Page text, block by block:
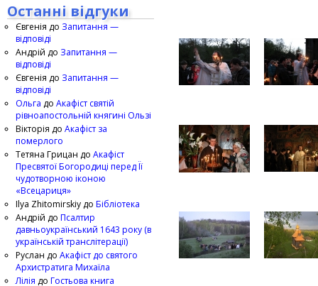
Останні відгуки
Євгенія до Запитання —
відповіді
Андрій до Запитання —
відповіді
Євгенія до Запитання —
відповіді
Ольга до Акафіст святій
рівноапостольній княгині Ользі
Вікторія до Акафіст за
померлого
Тетяна Грицан до Акафіст
Пресвятої Богородиці перед Її
чудотворною іконою
«Всецариця»
Ilya Zhitomirskiy до Бібліотека
Андрій до Псалтир
давньоукраїнський 1643 року (в
українській транслітерації)
Руслан до Акафіст до святого
Архистратига Михаїла
Лілія до Гостьова книга